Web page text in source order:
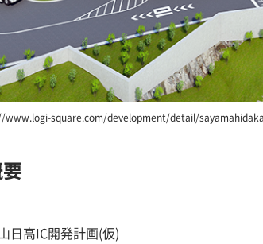
www.logi-square.com/development/detail/sayamahidaka
日高IC開発計画(仮)